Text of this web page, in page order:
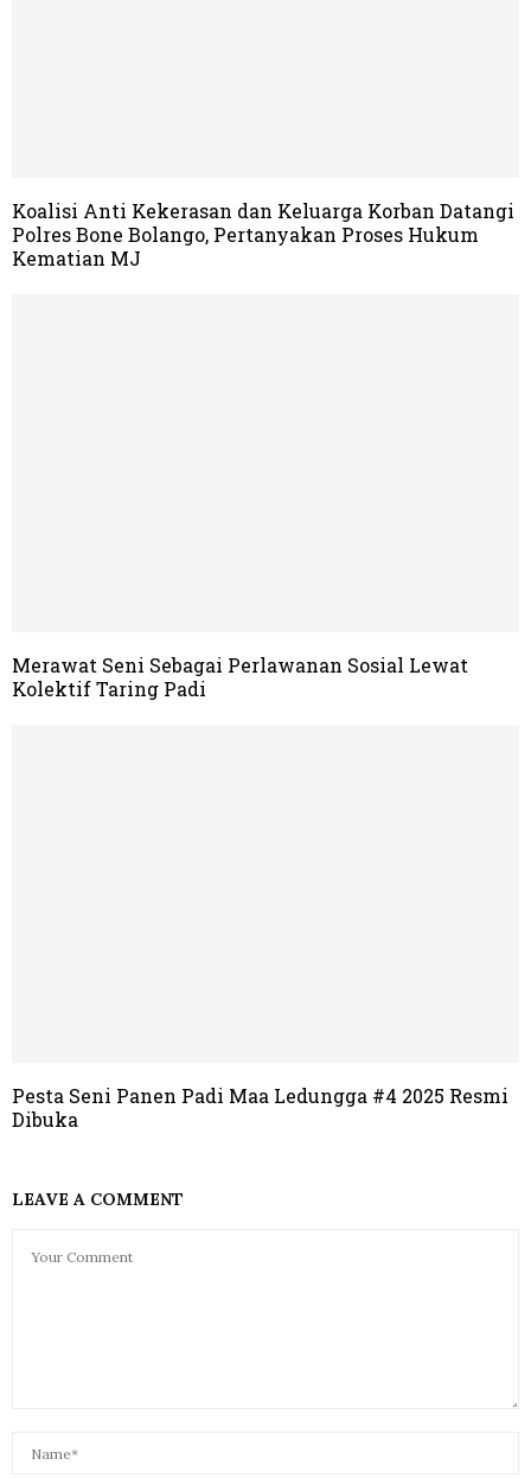
Koalisi Anti Kekerasan dan Keluarga Korban Datangi
Polres Bone Bolango, Pertanyakan Proses Hukum
Kematian MJ
Merawat Seni Sebagai Perlawanan Sosial Lewat
Kolektif Taring Padi
Pesta Seni Panen Padi Maa Ledungga #4 2025 Resmi
Dibuka
LEAVE A COMMENT